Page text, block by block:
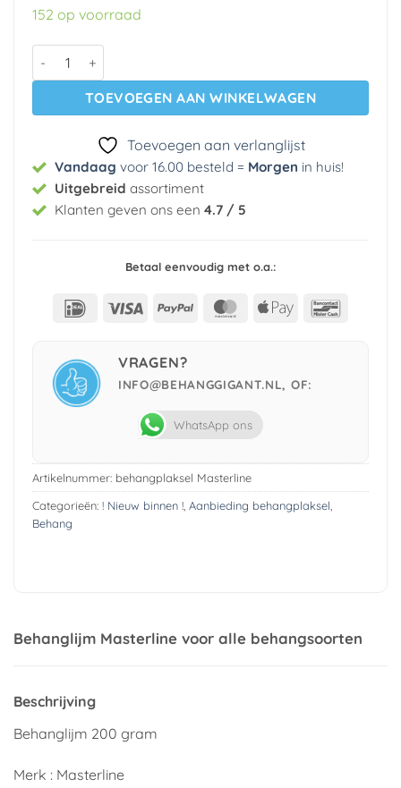
was:
152 op voorraad
Behanglijm Masterline voor alle behangsoorten aantal
TOEVOEGEN AAN WINKELWAGEN
Toevoegen aan verlanglijst
Vandaag voor 16.00 besteld = Morgen in huis!
Uitgebreid assortiment
Klanten geven ons een 4.7 / 5
Betaal eenvoudig met o.a.:
IDeal Visa PayPal MasterCard
Apple
VRAGEN?
INFO@BEHANGGIGANT.NL, OF:
WhatsApp ons
Artikelnummer: behangplaksel Masterline
Categorieën: ! Nieuw binnen !, Aanbieding behangplaksel
Behang
Behanglijm Masterline voor alle behangsoorten
Beschrijving
Behanglijm 200 gram
Merk : Masterline